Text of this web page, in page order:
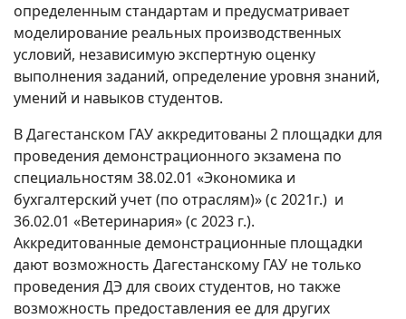
определенным стандартам и предусматривает
моделирование реальных производственных
условий, независимую экспертную оценку
выполнения заданий, определение уровня знаний,
умений и навыков студентов.
В Дагестанском ГАУ аккредитованы 2 площадки для
проведения демонстрационного экзамена по
специальностям 38.02.01 «Экономика и
бухгалтерский учет (по отраслям)» (с 2021г.) и
36.02.01 «Ветеринария» (с 2023 г.).
Аккредитованные демонстрационные площадки
дают возможность Дагестанскому ГАУ не только
проведения ДЭ для своих студентов, но также
возможность предоставления ее для других